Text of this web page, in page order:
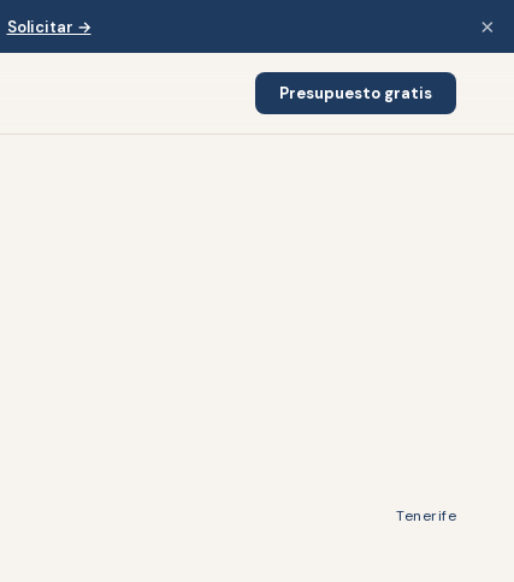
Solicitar → ×
Presupuesto gratis
Tenerife